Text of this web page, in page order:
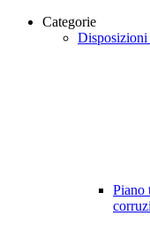
Categorie
Disposizioni
Piano